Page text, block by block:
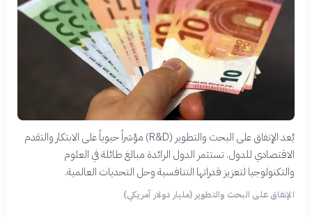
يُعد الإنفاق على البحث والتطوير (R&D) مؤشراً حيوياً على الابتكار والتقدم
الاقتصادي للدول. تستثمر الدول الرائدة مبالغ طائلة في العلوم
والتكنولوجيا لتعزيز قدراتها التنافسية وحل التحديات العالمية.
الإنفاق على البحث والتطوير (مليار دولار أمريكي)